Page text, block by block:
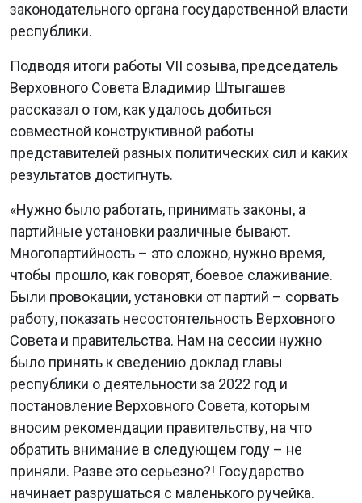
законодательного органа государственной власти
республики.
Подводя итоги работы VII созыва, председатель
Верховного Совета Владимир Штыгашев
рассказал о том, как удалось добиться
совместной конструктивной работы
представителей разных политических сил и каких
результатов достигнуть.
«Нужно было работать, принимать законы, а
партийные установки различные бывают.
Многопартийность – это сложно, нужно время,
чтобы прошло, как говорят, боевое слаживание.
Были провокации, установки от партий – сорвать
работу, показать несостоятельность Верховного
Совета и правительства. Нам на сессии нужно
было принять к сведению доклад главы
республики о деятельности за 2022 год и
постановление Верховного Совета, которым
вносим рекомендации правительству, на что
обратить внимание в следующем году – не
приняли. Разве это серьезно?! Государство
начинает разрушаться с маленького ручейка.